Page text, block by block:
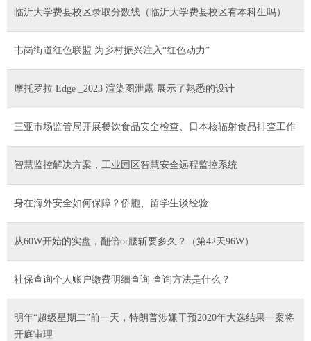
临沂大学费县校区录取分数线（临沂大学费县校区有本科生吗）
韦岗街道红色联盟 为乡村振兴注入“红色动力”
摩托罗拉 Edge _2023 渲染图泄露 展示了熟悉的设计
三亚市场监管局开展餐饮食品安全检查、日本核辐射食品排查工作
智慧监控解决方案，工业园区智慧安全远程监控系统
身在海外安全如何保障？侨胞、留学生谈经验
从60W开始的实盘，翻倍or腰斩要多久？（第42天96W）
社保查询个人账户缴费明细查询 查询方法是什么？
明年“超级星期二”前一天，特朗普涉嫌干预2020年大选结果一案将
开庭审理